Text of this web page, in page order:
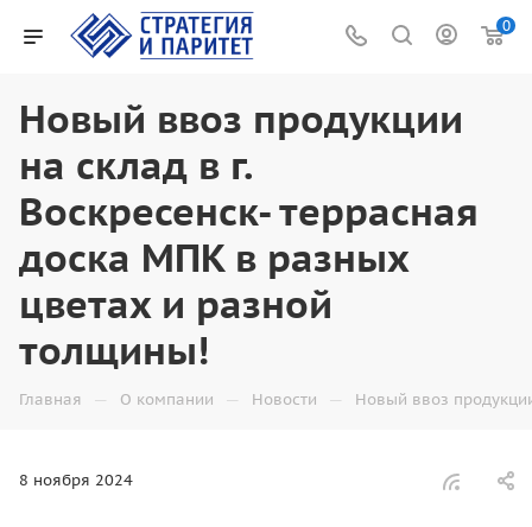
0
Новый ввоз продукции
на склад в г.
Воскресенск- террасная
доска МПК в разных
цветах и разной
толщины!
Главная — О компании — Новости — Новый ввоз
8 ноября 2024